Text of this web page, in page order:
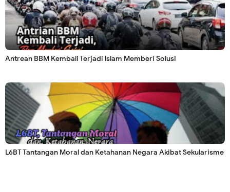
Antrean BBM Kembali Terjadi lslam Memberi Solusi
L6BT Tantangan Moral dan Ketahanan Negara Akibat Sekularisme